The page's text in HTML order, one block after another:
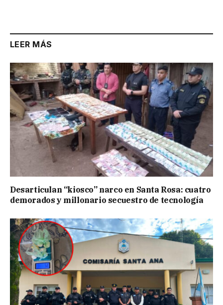
LEER MÁS
Desarticulan “kiosco” narco en Santa Rosa: cuatro
demorados y millonario secuestro de tecnología